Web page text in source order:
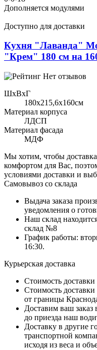
Дополняется модулями
Доступно для доставки
Кухня "Лаванда"
"Крем" 180 см на
Нет отзывов
ШхВхГ
180x215,6х160см
Материал корпуса
ЛДСП
Материал фасада
МДФ
Мы хотим, чтобы
комфортом для Вас,
условиями доставки и
Самовывоз со склада
Выдача заказа
уведомления о
Наш склад
склад №8
График работы:
16:30.
Курьерская доставка
Стоимость
Стоимость
от границы
Доставим ваш заказ
до приезда наш
Доставку в другие
транспортной
исходя из веса и